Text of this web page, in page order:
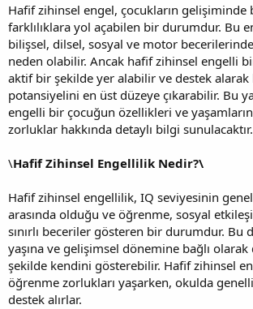
t
a
n
r
i
h
i
Hafif zihinsel engel, çocukların gelişiminde
farklılıklara yol açabilen bir durumdur. Bu
bilişsel, dilsel, sosyal ve motor
neden olabilir. Ancak hafif zihinsel engelli
aktif bir şekilde yer alabilir ve destek alarak
potansiyelini en üst düzeye çıkarabilir. Bu
engelli bir çocuğun özellikleri ve
zorluklar hakkında detaylı bilgi sunulacaktır.
\Hafif Zihinsel Engellilik Nedir?\
Hafif zihinsel engellilik, IQ seviyesinin
arasında olduğu ve öğrenme, sosyal
sınırlı beceriler gösteren bir durumdur. Bu
yaşına ve gelişimsel dönemine bağlı
şekilde kendini gösterebilir. Hafif zihinsel
öğrenme zorlukları yaşarken, okulda
destek alırlar.